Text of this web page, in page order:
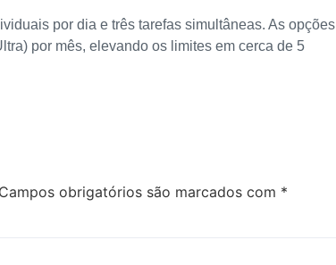
por dia e três tarefas simultâneas. As opções
por mês, elevando os limites em cerca de 5
Campos obrigatórios são marcados com *